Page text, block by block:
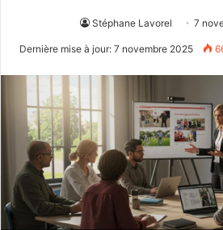
Stéphane Lavorel 7
Dernière mise à jour: 7 novembre 2025